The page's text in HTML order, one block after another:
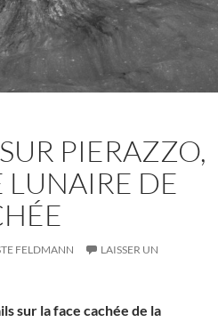
PIERAZZO,
LUNAIRE DE
FELDMANN
LAISSER UN
sur la face cachée de la